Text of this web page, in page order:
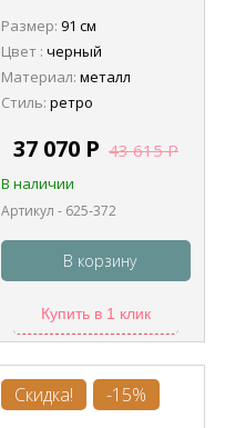
Lacy
Размер: 91 см
Цвет : черный
Материал: металл
Стиль: ретро
37 070 Р 43 615Р
В наличии
Артикул - 625-372
В корзину
Купить в 1 клик
Скидка! -15%